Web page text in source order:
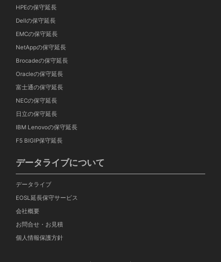
HPEの保守延長
Dellの保守延長
EMCの保守延長
NetAppの保守延長
Brocadeの保守延長
Oracleの保守延長
富士通の保守延長
NECの保守延長
日立の保守延長
IBM Lenovoの保守延長
F5 BIGIP保守延長
データライブについて
データライブ
EOSL延長保守サービス
会社概要
お問合せ・お見積
個人情報保護方針